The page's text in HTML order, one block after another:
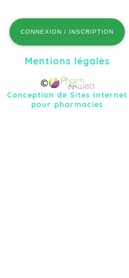
CONNEXION / INSCRIPTION
Mentions légales
Conception de Sites Internet
pour pharmacies